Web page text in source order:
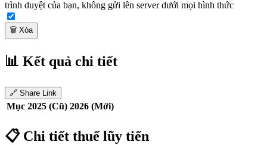
trình duyệt của bạn, không gửi lên server dưới mọi hình thức
🗑️ Xóa
📊 Kết quả chi tiết
🔗 Share Link
Mục 2025 (Cũ) 2026 (Mới)
📋 Chi tiết thuế lũy tiến